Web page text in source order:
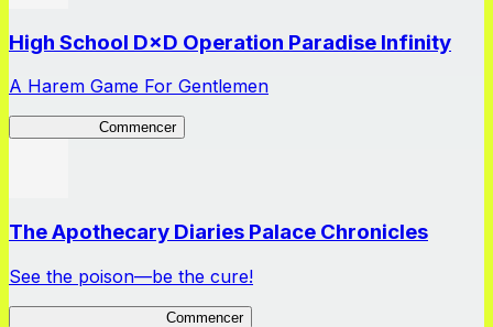
High School D×D Operation Paradise Infinity
A Harem Game For Gentlemen
Commencer
The Apothecary Diaries Palace Chronicles
See the poison—be the cure!
Commencer